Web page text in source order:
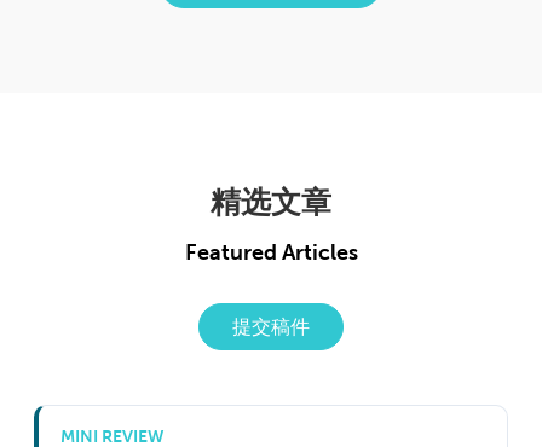
精选文章
Featured Articles
提交稿件
MINI REVIEW